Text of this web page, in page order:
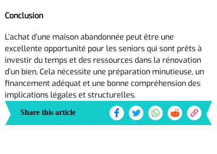
Conclusion
L’achat d’une maison abandonnée peut être une
excellente opportunité pour les seniors qui sont prêts à
investir du temps et des ressources dans la rénovation
d’un bien. Cela nécessite une préparation minutieuse, un
financement adéquat et une bonne compréhension des
implications légales et structurelles.
Share this article